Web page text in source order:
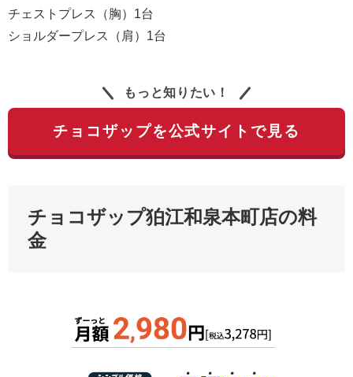
チェストプレス（胸）1台
ショルダープレス（肩）1台
もっと知りたい！
チョコザップを公式サイトで見る
チョコザップ狛江和泉本町店の料
金